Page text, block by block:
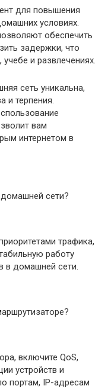
для повышения
условиях.
обеспечить
задержки, что
и развлечениях.
сеть уникальна,
и терпения.
вам
интернетом в
сети?
трафика,
работу
в домашней сети.
включите QoS,
устройств и
портам, IP-адресам